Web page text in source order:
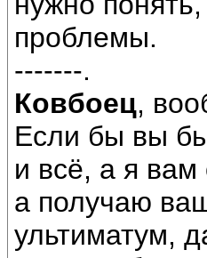
проблемы.
-------.
Ковбоец,
Если бы вы
и всё, а я вам
а получаю
ультиматум,